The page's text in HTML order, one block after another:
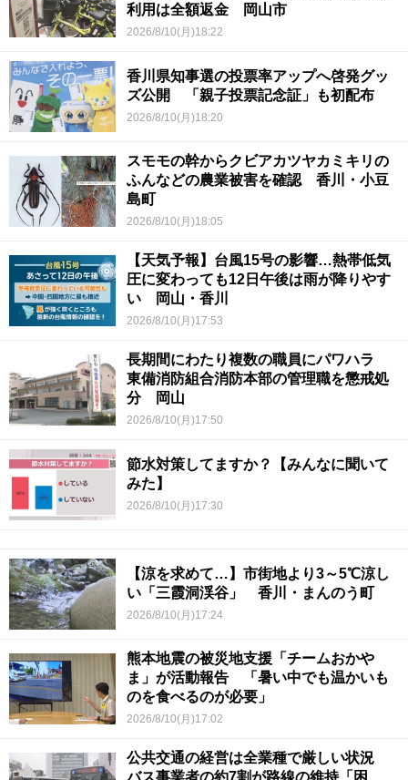
利用は全額返金 岡山市
2026/8/10(月)18:22
香川県知事選の投票率アップへ啓発グッ
ズ公開 「親子投票記念証」も初配布
2026/8/10(月)18:20
スモモの幹からクビアカツヤカミキリの
ふんなどの農業被害を確認 香川・小豆
島町
2026/8/10(月)18:05
【天気予報】台風15号の影響…熱帯低気
圧に変わっても12日午後は雨が降りやす
い 岡山・香川
2026/8/10(月)17:53
長期間にわたり複数の職員にパワハラ
東備消防組合消防本部の管理職を懲戒処
分 岡山
2026/8/10(月)17:50
節水対策してますか？【みんなに聞いて
みた】
2026/8/10(月)17:30
【涼を求めて…】市街地より3～5℃涼し
い「三霞洞渓谷」 香川・まんのう町
2026/8/10(月)17:24
熊本地震の被災地支援「チームおかや
ま」が活動報告 「暑い中でも温かいも
のを食べるのが必要」
2026/8/10(月)17:02
公共交通の経営は全業種で厳しい状況
バス事業者の約7割が路線の維持「困